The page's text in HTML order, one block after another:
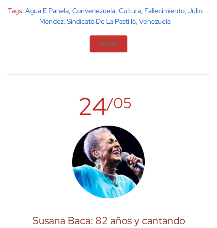
Tags: Agua E Panela, Convenezuela, Cultura, Fallecimiento, Julio
Méndez, Sindicato De La Pastilla, Venezuela
MORE
24/05
Susana Baca: 82 años y cantando